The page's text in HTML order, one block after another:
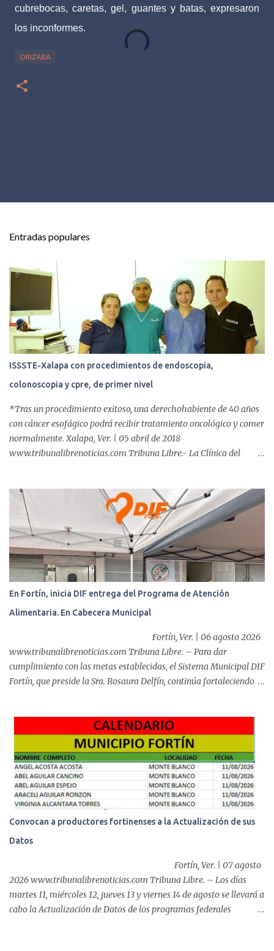
cubrebocas, caretas, gel, guantes y batas, expresaron
los inconformes.
ORIZABA
s
Entradas populares
ISSSTE-Xalapa con procedimientos de endoscopia,
colonoscopia y cpre, de primer nivel
*Tras un procedimiento exitoso, una derechohabiente de 40 años
con cáncer esofágico podrá recibir tratamiento oncológico y comer
normalmente. Xalapa, Ver. | 05 abril de 2018
www.tribunalibrenoticias.com Tribuna Libre.- La Clínica del
incluyen endoscopia, colonoscopia y colangiopancreatografía
retrógrada endoscópica (CPRE), con equipo de alta tecnología de
videoendoscopia gástrica y con especialistas certificados. Además
se cuenta con endoscopios de última tecnología que permiten
diagnósticos con mayor certeza y sin dolor para el paciente, a
través de la atención de un equipo de profesionales
multidisciplinario: tres endoscopistas, anestesiólogo y personal
auxiliar y de enfermería. En esta semana, se realizó un nuevo caso
de éxito, pues a través de la colocación de un stent metálico
esofágico, una derechohabiente con un tumor en el ...
En Fortín, inicia DIF entrega del Programa de Atención
Alimentaria. En Cabecera Municipal
Fortín, Ver. | 06 agosto 2026
www.tribunalibrenoticias.com Tribuna Libre. – Para dar
cumplimiento con las metas establecidas, el Sistema Municipal DIF
Fortín, que preside la Sra. Rosaura Delfín, continúa fortaleciendo
Días y Primera Infancia” que inició este miércoles en la cabecera
municipal. Se trata de una estrategia que busca contribuir al
desarrollo y la nutrición de niñas, niños y mujeres en esta
importante etapa de vida. Durante la jornada, en la explanada del
Súper Ahorros, el director del organismo asistencial, Lic. Carlos
Adiel Pereda, realizó un recorrido por las sedes de entre...
Convocan a productores fortinenses a la Actualización de sus
Datos
Fortín, Ver. | 07 agosto
2026 www.tribunalibrenoticias.com Tribuna Libre. – Los días
martes 11, miércoles 12, jueves 13 y viernes 14 de agosto se llevará a
cabo la Actualización de Datos de los programas federales